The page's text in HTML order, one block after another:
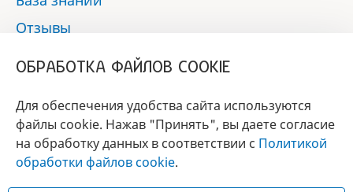
Отзывы
БРЕНД
ГОДА 2017 - 2019
ОБРАБОТКА ФАЙЛОВ COOKIE
Для обеспечения удобства сайта используются
файлы cookie. Нажав "Принять", вы даете согласие
на обработку данных в соответствии с Политикой
обработки файлов cookie.